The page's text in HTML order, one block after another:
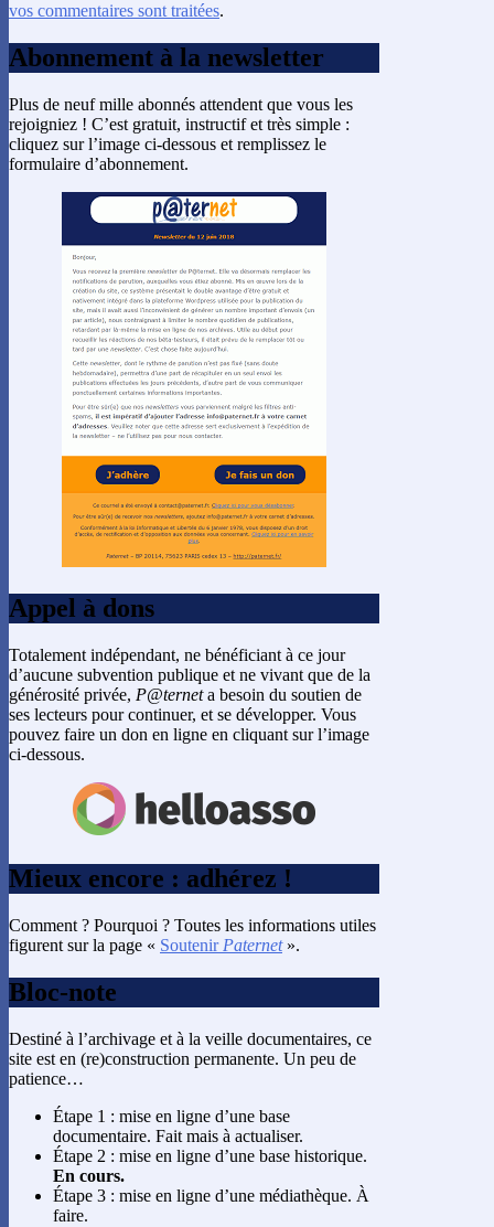
vos commentaires sont traitées.
Abonnement à la newsletter
Plus de neuf mille abonnés attendent que vous les
rejoigniez ! C’est gratuit, instructif et très simple :
cliquez sur l’image ci-dessous et remplissez le
formulaire d’abonnement.
Appel à dons
Totalement indépendant, ne bénéficiant à ce jour
d’aucune subvention publique et ne vivant que de la
générosité privée, P@terneta besoin du soutien de
ses lecteurs pour continuer, et se développer. Vous
pouvez faire un don en ligne en cliquant sur l’image
ci-dessous.
Mieux encore : adhérez !
Comment ? Pourquoi ? Toutes les informations utiles
figurent sur la page « Soutenir Paternet».
Bloc-note
Destiné à l’archivage et à la veille documentaires, ce
site est en (re)construction permanente. Un peu de
patience…
Étape 1 : mise en ligne d’une base
documentaire. Fait mais à actualiser.
Étape 2 : mise en ligne d’une base historique.
En cours.
Étape 3 : mise en ligne d’une médiathèque. À
faire.